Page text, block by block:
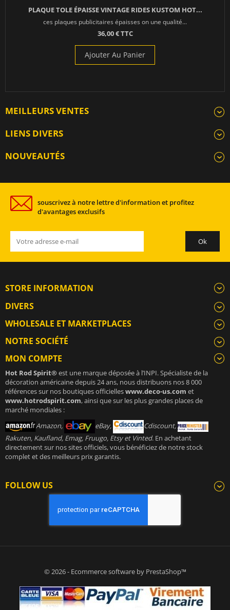
PLAQUE TOLE ÉPAISSE VINTAGE RIDES KUSTOM HOT...
ces plaques publicitaires épaisses on une qualité...
36,00 € TTC
Ajouter Au Panier
MEILLEURS VENTES
LIENS DIVERS
NOUVEAUTÉS
souscrivez à notre lettre d'information et profitez
d'avantages exclusifs
STORE INFORMATION
DIVERS
WHOLESALE ET MARKETPLACES
NOTRE SOCIÉTÉ
MON COMPTE
Hot Rod Spirit®est une marque déposée à l’INPI. Spécialiste de la
décoration américaine depuis 24 ans, nous distribuons nos 8 000
références sur nos boutiques officielleswww.deco-us.com et
www.hotrodspirit.com, ainsi que sur les plus grandes places de
marché mondiales :
Amazon,
eBay,
Cdiscount,
Rakuten, Kaufland, Emag, Fruugo, Etsy et Vinted. En achetant
directement sur nos sites officiels, vous bénéficiez de notre stock
complet et des meilleurs prix garantis.
FOLLOW US
© 2026 - Ecommerce software by PrestaShop™